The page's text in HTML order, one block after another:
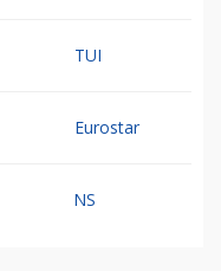
TUI
Eurostar
NS